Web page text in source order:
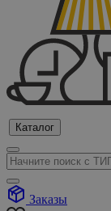
Каталог
Заказы